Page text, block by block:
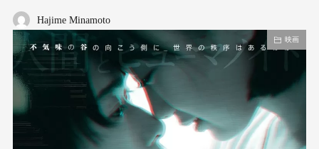
Hajime Minamoto
映画